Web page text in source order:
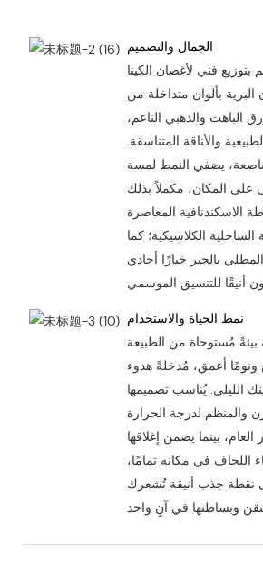
الجمال والتصميم
بتوزيع فني لأغصان الكينا
بألوان متداخلة من
الباهت والذهبي الناعم،
والأناقة المتناسقة.
يضفي النمط لمسة
على المكان، مكملاً بذلك
الاسكندنافية المعاصرة
الساحلية الكلاسيكية؛ كما
بالجير خيارًا أحادي
نمط الحياة والاستخدام
مُستوحاة من الطبيعة
ونومًا أعمق، مُدخلةً هدوء
الليلي. يُناسب تصميمها
والمنظم لدرجة الحرارة
بينما يضمن إغلاقها
اللحاف في مكانه تمامًا،
نقطة جذب أنيقة تُشعرك